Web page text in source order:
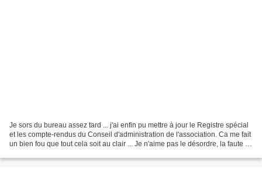
Je sors du bureau assez tard ... j'ai enfin pu mettre à jour le Registre spécial
et les compte-rendus du Conseil d'administration de l'association. Ca me fait
un bien fou que tout cela soit au clair ... Je n'aime pas le désordre, la faute ...